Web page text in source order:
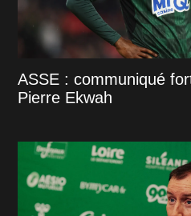
ASSE : communiqué
Pierre Ekwah